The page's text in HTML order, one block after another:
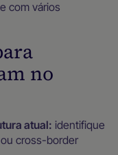
com vários
no
atual: identifique
cross-border